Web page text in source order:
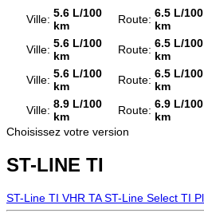
Ville: 5.6 L/100
km
Route: 6.5 L/100
km
Ville: 5.6 L/100
km
Route: 6.5 L/100
km
Ville: 5.6 L/100
km
Route: 6.5 L/100
km
Ville: 8.9 L/100
km
Route: 6.9 L/100
km
Choisissez votre version
ST-LINE TI
ST-Line TI VHR TAST-Line Select TI